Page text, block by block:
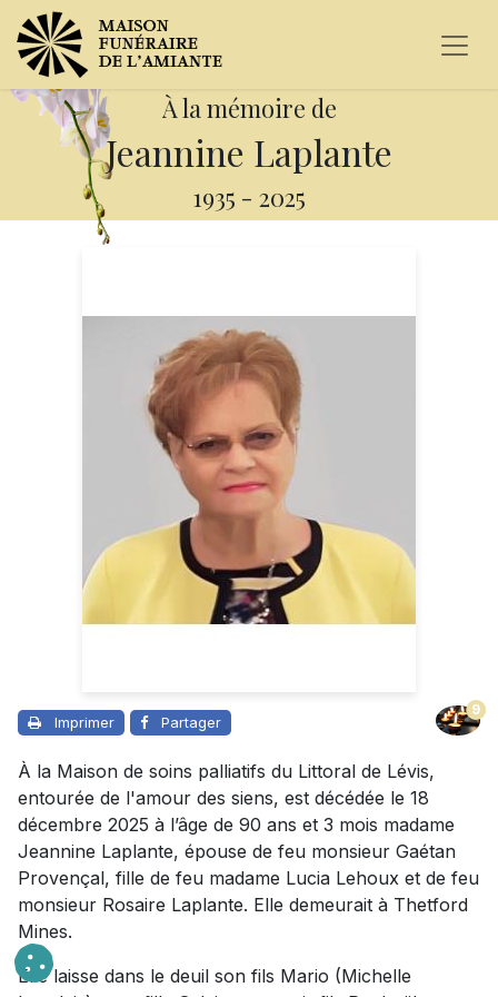
À la mémoire de
Jeannine Laplante
1935 - 2025
Imprimer Partager
9
À la Maison de soins palliatifs du Littoral de Lévis,
entourée de l'amour des siens, est décédée le 18
décembre 2025 à l’âge de 90 ans et 3 mois madame
Jeannine Laplante, épouse de feu monsieur Gaétan
Provençal, fille de feu madame Lucia Lehoux et de feu
monsieur Rosaire Laplante. Elle demeurait à Thetford
Mines.
Elle laisse dans le deuil son fils Mario (Michelle